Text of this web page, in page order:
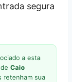
segura
a esta
Caio
retenham sua